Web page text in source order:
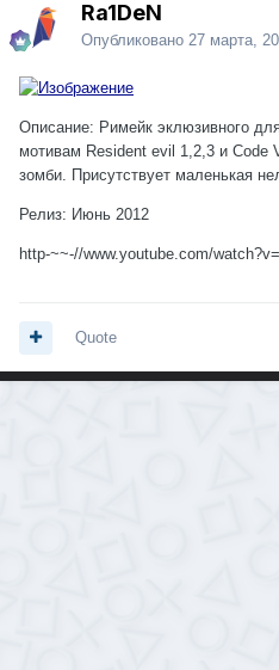
Ra1DeN
Опубликовано 27 марта,
Описание: Римейк эклюзивного
мотивам Resident evil 1,2,3 и Code
зомби. Присутствует маленькая
Релиз: Июнь 2012
http-~~-//www.youtube.com/
Quote